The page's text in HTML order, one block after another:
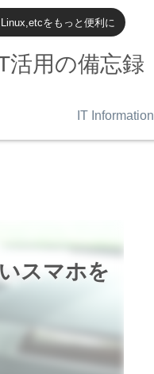
をもっと便利に
活用の備忘録
IT Information
スマホを